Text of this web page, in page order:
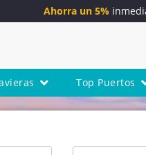
Ahorra un 5%
Top Puertos